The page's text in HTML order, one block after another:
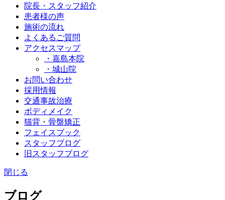
院長・スタッフ紹介
患者様の声
施術の流れ
よくあるご質問
アクセスマップ
・嘉島本院
・城山院
お問い合わせ
採用情報
交通事故治療
ボディメイク
猫背・骨盤矯正
フェイスブック
スタッフブログ
旧スタッフブログ
閉じる
ブログ